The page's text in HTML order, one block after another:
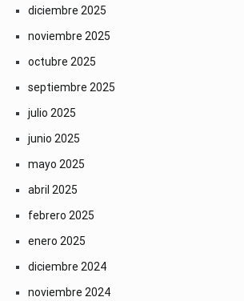
diciembre 2025
noviembre 2025
octubre 2025
septiembre 2025
julio 2025
junio 2025
mayo 2025
abril 2025
febrero 2025
enero 2025
diciembre 2024
noviembre 2024